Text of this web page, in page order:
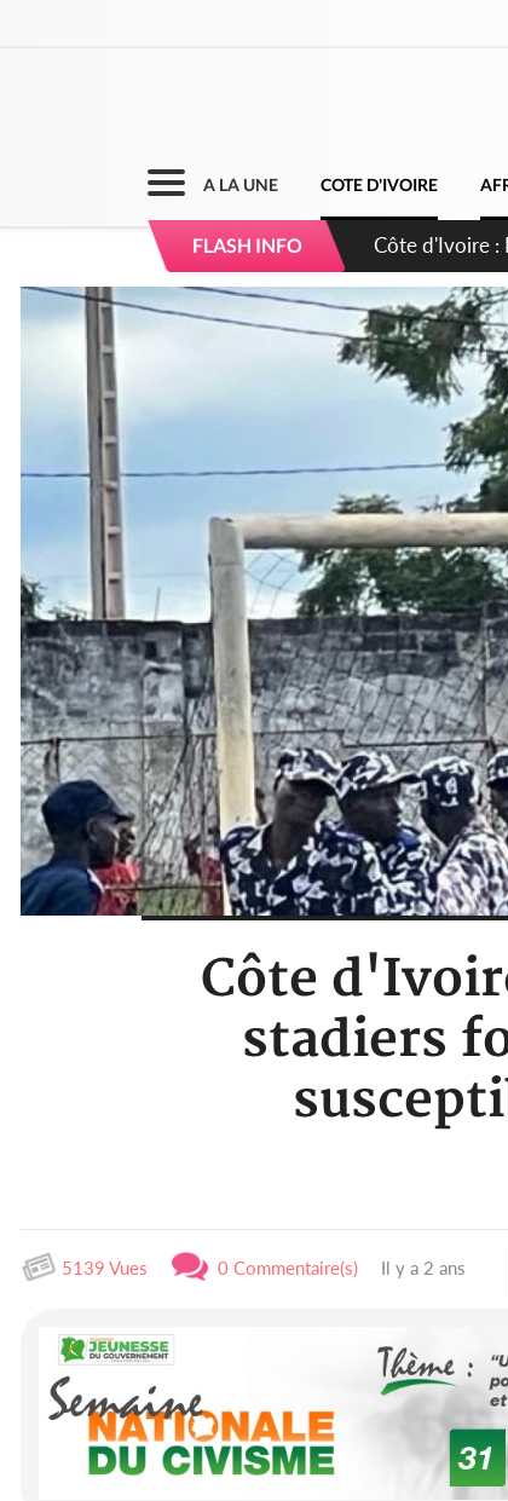
A LA UNE COTE D'IVOIRE
FLASH INFO Cameroun : 5
Côte
stadiers
5139 Vues 0 Commentaire(s) Il y a 2 ans